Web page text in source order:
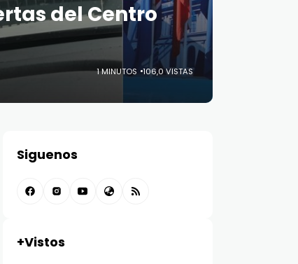
del Centro
1 MINUTOS 106,0 VISTAS
Siguenos
+Vistos